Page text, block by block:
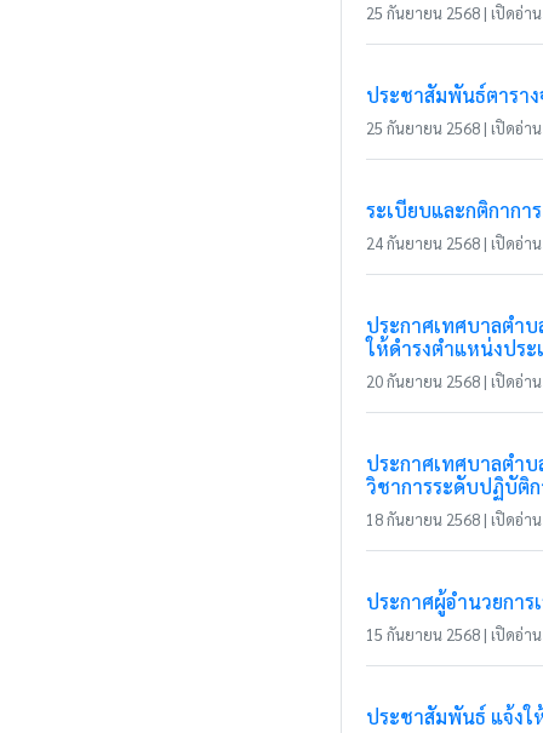
25 กันยายน 2568 | เปิดอ่า
ประชาสัมพันธ์ตารา
25 กันยายน 2568 | เปิดอ่า
ระเบียบและกติกากา
24 กันยายน 2568 | เปิดอ่า
ประกาศเทศบาลตำ
ให้ดำรงตำแหน่งปร
20 กันยายน 2568 | เปิดอ่า
ประกาศเทศบาลตำ
วิชาการระดับปฏิบัติก
18 กันยายน 2568 | เปิดอ่า
ประกาศผู้อำนวยกา
15 กันยายน 2568 | เปิดอ่า
ประชาสัมพันธ์ แจ้งใ